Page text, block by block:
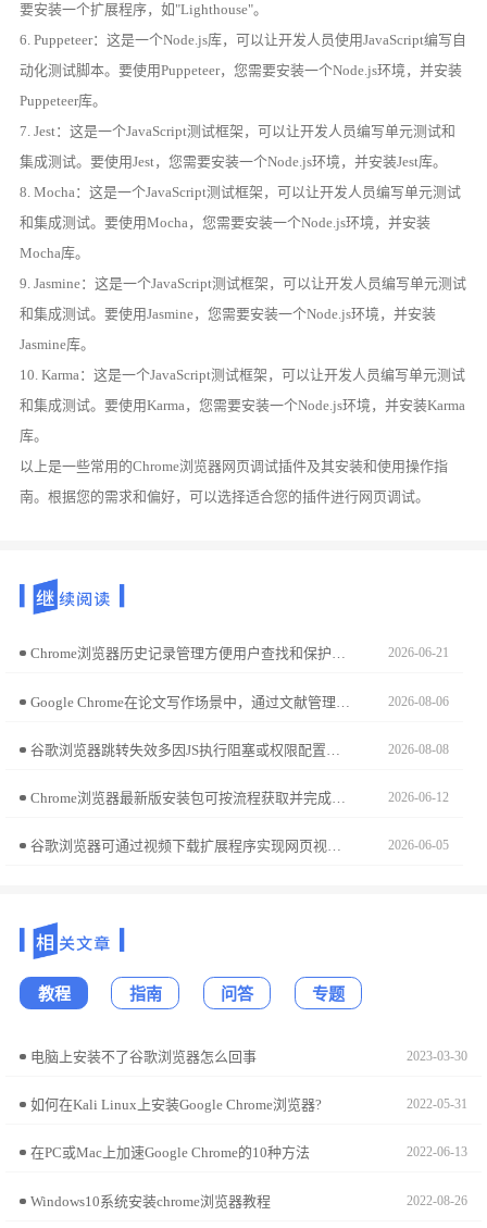
要安装一个扩展程序，如"Lighthouse"。
6. Puppeteer：这是一个Node.js库，可以让开发人员使用JavaScript编写自
动化测试脚本。要使用Puppeteer，您需要安装一个Node.js环境，并安装
Puppeteer库。
7. Jest：这是一个JavaScript测试框架，可以让开发人员编写单元测试和
集成测试。要使用Jest，您需要安装一个Node.js环境，并安装Jest库。
8. Mocha：这是一个JavaScript测试框架，可以让开发人员编写单元测试
和集成测试。要使用Mocha，您需要安装一个Node.js环境，并安装
Mocha库。
9. Jasmine：这是一个JavaScript测试框架，可以让开发人员编写单元测试
和集成测试。要使用Jasmine，您需要安装一个Node.js环境，并安装
Jasmine库。
10. Karma：这是一个JavaScript测试框架，可以让开发人员编写单元测试
和集成测试。要使用Karma，您需要安装一个Node.js环境，并安装Karma
库。
以上是一些常用的Chrome浏览器网页调试插件及其安装和使用操作指
南。根据您的需求和偏好，可以选择适合您的插件进行网页调试。
Chrome浏览器历史记录管理方便用户查找和保护数据，文章分享实用操作技巧，帮助用户高效管理浏览记录并保护隐私。 2026-06-21
2026-08-06
2026-08-08
Chrome浏览器最新版安装包可按流程获取并完成使用，用户可体验功能升级和性能优化，实现浏览器高效稳定运行和办公便捷。 2026-06-12
谷歌浏览器可通过视频下载扩展程序实现网页视频保存，适用于教学、资料整理等用途，操作简单高效。 2026-06-05
教程 指南 问答 专题
电脑上安装不了谷歌浏览器怎么回事 2023-03-30
如何在Kali Linux上安装Google Chrome浏览器? 2022-05-31
在PC或Mac上加速Google Chrome的10种方法 2022-06-13
Windows10系统安装chrome浏览器教程 2022-08-26